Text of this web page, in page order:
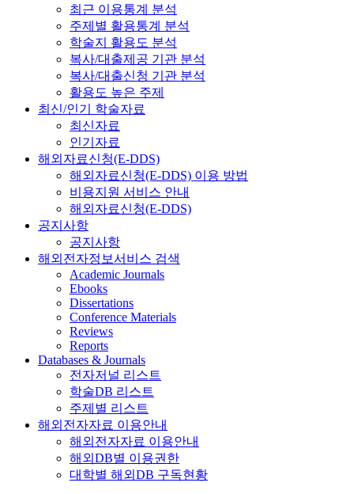
최근 이용통계 분석
주제별 활용통계 분석
학술지 활용도 분석
복사/대출제공 기관 분석
복사/대출신청 기관 분석
활용도 높은 주제
최신/인기 학술자료
최신자료
인기자료
해외자료신청(E-DDS)
해외자료신청(E-DDS) 이용 방법
비용지원 서비스 안내
해외자료신청(E-DDS)
공지사항
공지사항
해외전자정보서비스 검색
Academic Journals
Ebooks
Dissertations
Conference Materials
Reviews
Reports
Databases & Journals
전자저널 리스트
학술DB 리스트
주제별 리스트
해외전자자료 이용안내
해외전자자료 이용안내
해외DB별 이용권한
대학별 해외DB 구독현황